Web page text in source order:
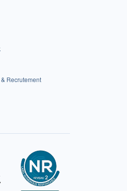
Recrutement